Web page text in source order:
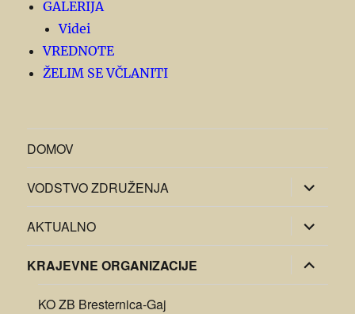
GALERIJA
Videi
VREDNOTE
ŽELIM SE VČLANITI
DOMOV
VODSTVO ZDRUŽENJA razširi
pod-
meni
AKTUALNO
razširi
pod-
meni
KRAJEVNE ORGANIZACIJE
razširi
pod-
meni
KO ZB Bresternica-Gaj